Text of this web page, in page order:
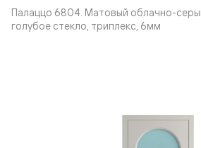
Палаццо 6804. Матовый облачно-
голубое стекло, триплекс, 6мм